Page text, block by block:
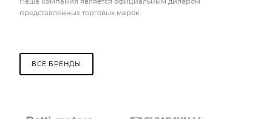
представленных торговых марок.
ВСЕ БРЕНДЫ